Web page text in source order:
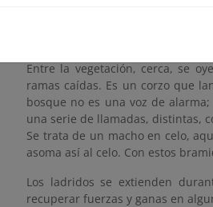
Siguen los pollos hambrientos.
Entre la vegetación, cerca, se
ramas caídas. Es un corzo que
bosque no es una voz de
una serie de llamadas, distintas,
Se trata de un macho en celo,
asoma así al celo. Con estos
Los ladridos se extienden
recuperar fuerzas y ganas en